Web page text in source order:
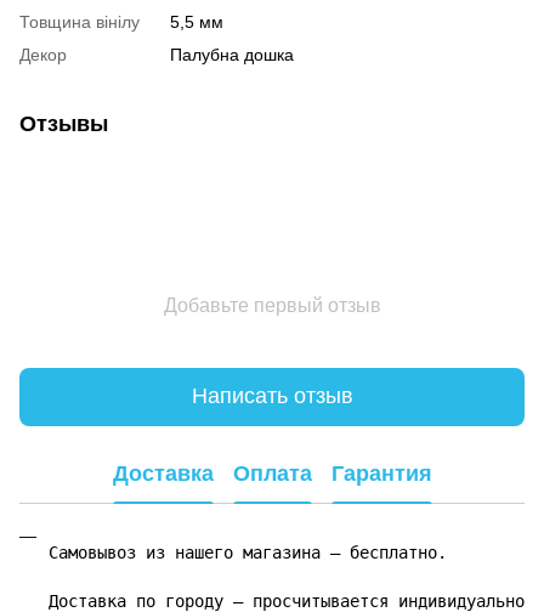
Товщина вінілу
5,5 мм
Декор
Палубна дошка
Отзывы
Добавьте первый отзыв
Написать отзыв
Доставка Оплата Гарантия
Самовывоз из нашего магазина – бесплатно.
Доставка по городу – просчитывается индивидуально.